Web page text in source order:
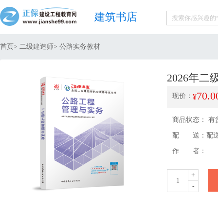
建筑书店
首页 > 二级建造师> 公路实务教材
2026年二
现价： ¥
商品状态： 有
配 送： 配
作 者：
1
+
-